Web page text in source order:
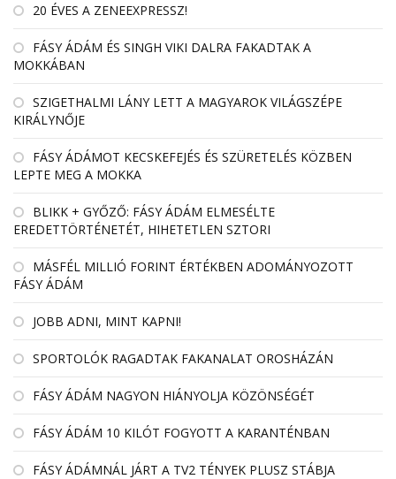
20 ÉVES A ZENEEXPRESSZ!
FÁSY ÁDÁM ÉS SINGH VIKI DALRA FAKADTAK A
MOKKÁBAN
SZIGETHALMI LÁNY LETT A MAGYAROK VILÁGSZÉPE
KIRÁLYNŐJE
FÁSY ÁDÁMOT KECSKEFEJÉS ÉS SZÜRETELÉS KÖZBEN
LEPTE MEG A MOKKA
BLIKK + GYŐZŐ: FÁSY ÁDÁM ELMESÉLTE
EREDETTÖRTÉNETÉT, HIHETETLEN SZTORI
MÁSFÉL MILLIÓ FORINT ÉRTÉKBEN ADOMÁNYOZOTT
FÁSY ÁDÁM
JOBB ADNI, MINT KAPNI!
SPORTOLÓK RAGADTAK FAKANALAT OROSHÁZÁN
FÁSY ÁDÁM NAGYON HIÁNYOLJA KÖZÖNSÉGÉT
FÁSY ÁDÁM 10 KILÓT FOGYOTT A KARANTÉNBAN
FÁSY ÁDÁMNÁL JÁRT A TV2 TÉNYEK PLUSZ STÁBJA